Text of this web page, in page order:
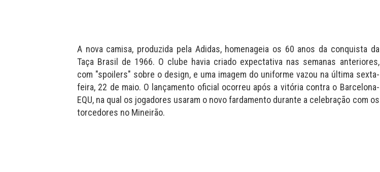
A nova camisa, produzida pela Adidas, homenageia os 60 anos da conquista da
Taça Brasil de 1966. O clube havia criado expectativa nas semanas anteriores,
com "spoilers" sobre o design, e uma imagem do uniforme vazou na última sexta-
feira, 22 de maio. O lançamento oficial ocorreu após a vitória contra o Barcelona-
EQU, na qual os jogadores usaram o novo fardamento durante a celebração com os
torcedores no Mineirão.